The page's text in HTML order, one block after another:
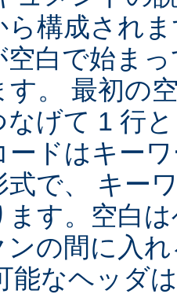
ら構成され
空白で始ま
す。 最初の
なげて 1 行
ードはキー
式で、 キー
ます。空白
ンの間に入
能なヘッダ